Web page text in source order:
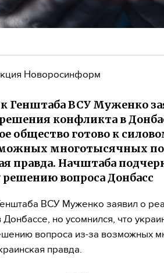
Новоросинформ
Генштаба ВСУ Муженко
конфликта в
общество готово к
многотысячных
правда. Начштаба
вопроса Донбасс
ВСУ Муженко заявил о
Донбассе, но усомнился, что
вопроса из-за возможных
правда.